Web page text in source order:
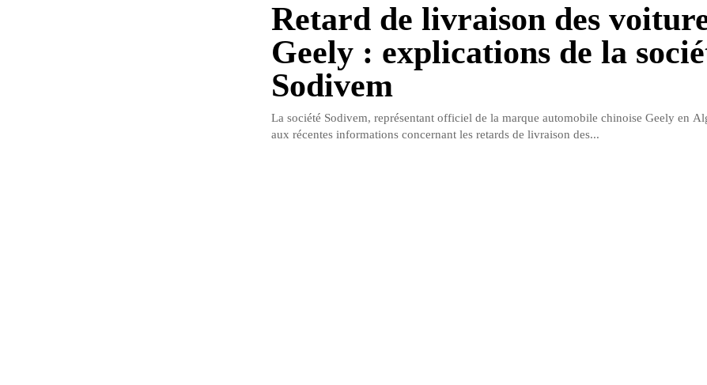
Retard de livraison des
Geely : explications de la
Sodivem
La société Sodivem, représentant officiel de la marque automobile chinoise Geely en
aux récentes informations concernant les retards de livraison des...